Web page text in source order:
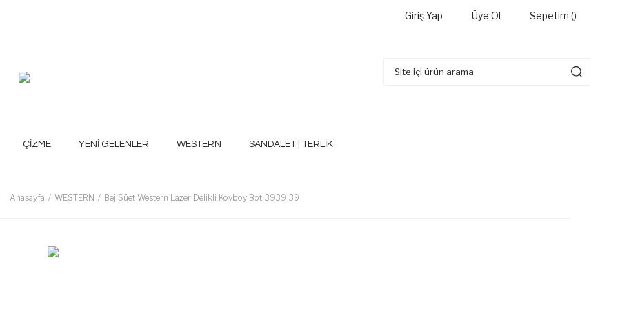
Giriş Yap Üye Ol Sepetim ()
ÇİZME YENİ GELENLER WESTERN SANDALET | TERLİK
Anasayfa WESTERN Bej Süet Western Lazer Delikli Kovboy Bot 3939 39